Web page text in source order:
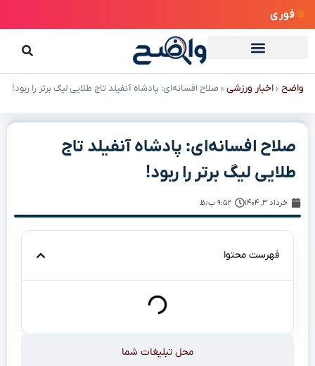
فوری
واضح »اخبار ورزشی »صلاح افسانه‌ای: پادشاه آنفیلد تاج طلایی لیگ برتر را ربود!
صلاح افسانه‌ای: پادشاه آنفیلد تاج
طلایی لیگ برتر را ربود!
خرداد ۳, ۱۴۰۴ ۹:۵۲ ب٫ظ
فهرست محتوا
محل تبلیغات شما